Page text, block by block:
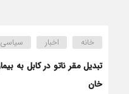
خانه اخبار سیاسی
خان